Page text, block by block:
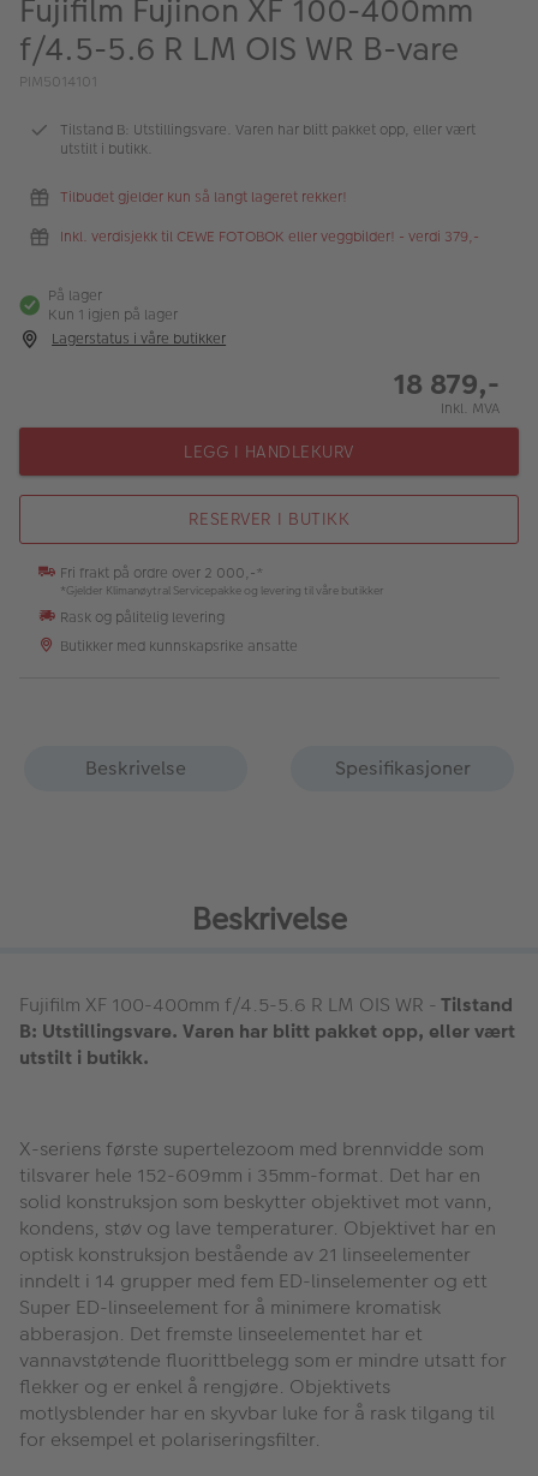
ALBUM
Kampanjer
Lagersalg
Bildeprodukter
Fotokurs
Inspirasjon
Fujifilm Fujinon XF 100-400mm
f/4.5-5.6 R LM OIS WR B-vare
PIM5014101
Tilstand B: Utstillingsvare. Varen har blitt pakket opp, eller vært
utstilt i butikk.
Tilbudet gjelder kun så langt lageret rekker!
Inkl. verdisjekk til CEWE FOTOBOK eller veggbilder! - verdi 379,-
På lager
Kun 1 igjen på lager
Lagerstatus i våre butikker
18 879,-
Inkl. MVA
LEGG I HANDLEKURV
RESERVER I BUTIKK
Fri frakt på ordre over 2 000,-*
*Gjelder Klimanøytral Servicepakke og levering til våre butikker
Rask og pålitelig levering
Butikker med kunnskapsrike ansatte
Beskrivelse Spesifikasjoner
Beskrivelse
Fujifilm XF 100-400mm f/4.5-5.6 R LM OIS WR - Tilstand
B: Utstillingsvare. Varen har blitt pakket opp, eller vært
utstilt i butikk.
X-seriens første supertelezoom med brennvidde som
tilsvarer hele 152-609mm i 35mm-format. Det har en
solid konstruksjon som beskytter objektivet mot vann,
kondens, støv og lave temperaturer. Objektivet har en
optisk konstruksjon bestående av 21 linseelementer
inndelt i 14 grupper med fem ED-linselementer og ett
Super ED-linseelement for å minimere kromatisk
abberasjon. Det fremste linseelementet har et
vannavstøtende fluorittbelegg som er mindre utsatt for
flekker og er enkel å rengjøre. Objektivets
motlysblender har en skyvbar luke for å rask tilgang til
for eksempel et polariseringsfilter.